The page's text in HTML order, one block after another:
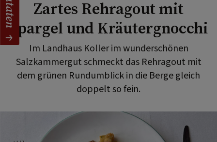
Zartes Rehragout mit
Spargel und Kräutergnocchi
Im Landhaus Koller im wunderschönen
Salzkammergut schmeckt das Rehragout mit
dem grünen Rundumblick in die Berge gleich
doppelt so fein.
Zutaten